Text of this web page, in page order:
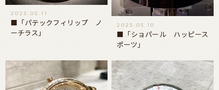
2025.05.11
■「パテックフィリップ ノ
ーチラス」
2025.05.10
■「ショパール ハッピース
ポーツ」